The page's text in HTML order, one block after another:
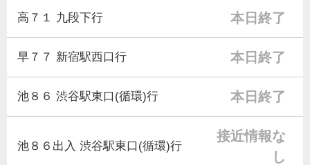
高７１ 九段下行 本日終了
早７７ 新宿駅西口行 本日終了
池８６ 渋谷駅東口(循環)行 本日終了
池８６出入 渋谷駅東口(循環)行
接近情報な
し